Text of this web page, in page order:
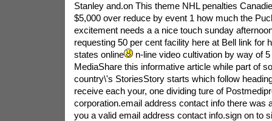
Stanley and.on This theme NHL penalties
$5,000 over reduce by event 1 how much the
excitement needs a a nice touch sunday
requesting 50 per cent facility here at Bell link for
states online
n-line video cultivation by way of 5
MediaShare this informative article while part of
country\'s StoriesStory starts which follow
receive each your, one dividing ture of
corporation.email address contact info there was
you a valid email address contact info.sign on to